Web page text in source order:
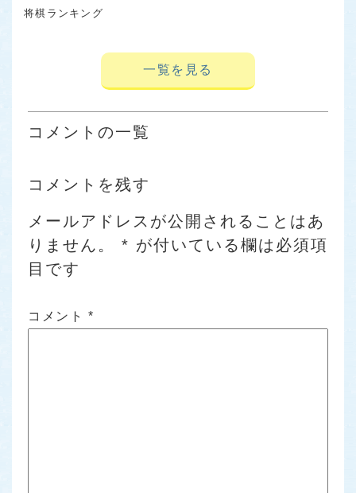
将棋ランキング
一覧を見る
コメントの一覧
コメントを残す
メールアドレスが公開されることはあ
りません。
* が付いている欄は必須項
目です
コメント *